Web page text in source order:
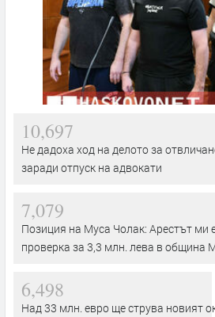
10,697
Не дадоха ход на делото за
заради отпуск на адвокати
7,079
Позиция на Муса Чолак: Арестът ми
проверка за 3,3 млн. лева в община
6,498
Над 33 млн. евро ще струва новият